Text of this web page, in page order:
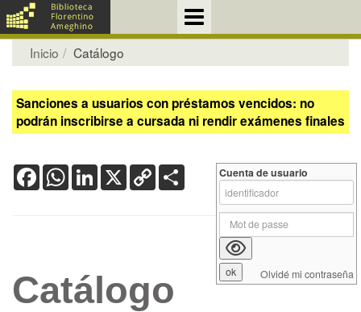
Inicio Catálogo
Sanciones a usuarios con préstamos vencidos: no
podrán inscribirse a cursada ni rendir exámenes finales
FacebookWhatsApp
LinkedIn
X Copy
Link
Catálogo
Cuenta de usuario
Olvidé mi contraseña